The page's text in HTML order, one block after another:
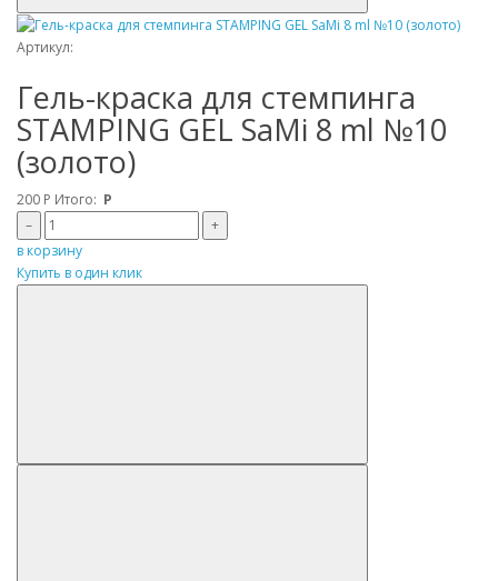
Артикул:
Гель-краска для стемпинга
STAMPING GEL SaMi 8 ml №10
(золото)
200 Р Итого: Р
–
+
в корзину
Купить в один клик